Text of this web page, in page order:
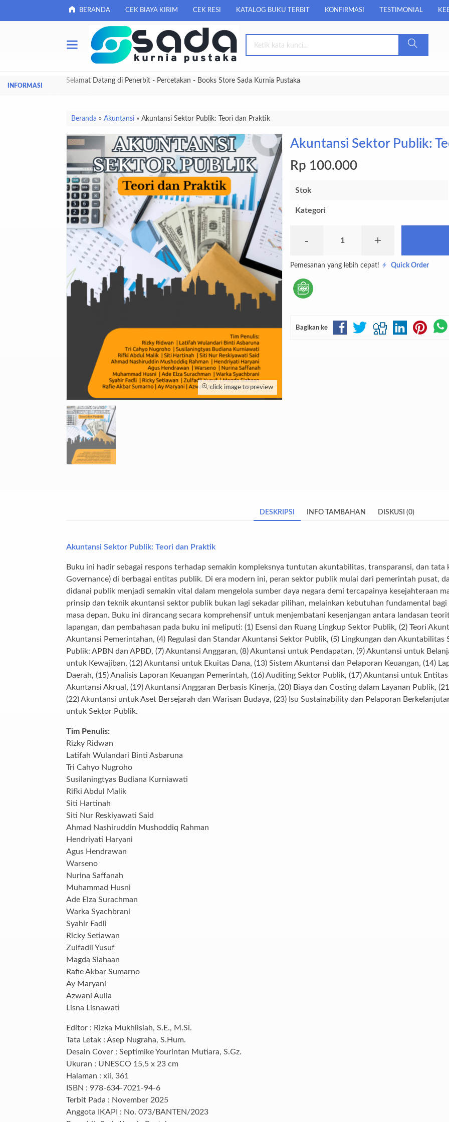
BERANDA CEK BIAYA KIRIM CEK RESI KATALOG BUKU TERBIT KONFIRMASI TESTIMONIAL
Selamat Datang di Penerbit - Percetakan - Books Store Sada Kurnia Pustaka
Beranda » Akuntansi » Akuntansi Sektor Publik: Teori dan Praktik
click image to preview
Akuntansi Sektor Publik:
Rp 100.000
Stok
Kategori
- +
Pemesanan yang lebih cepat! Quick Order
Bagikan ke
DESKRIPSI INFO TAMBAHAN DISKUSI (0)
Akuntansi Sektor Publik: Teori dan Praktik
Buku ini hadir sebagai respons terhadap semakin kompleksnya tuntutan akuntabilitas, transparansi, dan tata
Governance) di berbagai entitas publik. Di era modern ini, peran sektor publik mulai dari pemerintah pusat,
didanai publik menjadi semakin vital dalam mengelola sumber daya negara demi tercapainya kesejahteraan
prinsip dan teknik akuntansi sektor publik bukan lagi sekadar pilihan, melainkan kebutuhan fundamental
masa depan. Buku ini dirancang secara komprehensif untuk menjembatani kesenjangan antara landasan
lapangan, dan pembahasan pada buku ini meliputi: (1) Esensi dan Ruang Lingkup Sektor Publik, (2) Teori
Akuntansi Pemerintahan, (4) Regulasi dan Standar Akuntansi Sektor Publik, (5) Lingkungan dan Akuntabilitas
Publik: APBN dan APBD, (7) Akuntansi Anggaran, (8) Akuntansi untuk Pendapatan, (9) Akuntansi untuk
untuk Kewajiban, (12) Akuntansi untuk Ekuitas Dana, (13) Sistem Akuntansi dan Pelaporan Keuangan, (14)
Daerah, (15) Analisis Laporan Keuangan Pemerintah, (16) Auditing Sektor Publik, (17) Akuntansi untuk
Akuntansi Akrual, (19) Akuntansi Anggaran Berbasis Kinerja, (20) Biaya dan Costing dalam Layanan Publik,
(22) Akuntansi untuk Aset Bersejarah dan Warisan Budaya, (23) Isu Sustainability dan Pelaporan
untuk Sektor Publik.
Tim Penulis:
Rizky Ridwan
Latifah Wulandari Binti Asbaruna
Tri Cahyo Nugroho
Susilaningtyas Budiana Kurniawati
Rifki Abdul Malik
Siti Hartinah
Siti Nur Reskiyawati Said
Ahmad Nashiruddin Mushoddiq Rahman
Hendriyati Haryani
Agus Hendrawan
Warseno
Nurina Saffanah
Muhammad Husni
Ade Elza Surachman
Warka Syachbrani
Syahir Fadli
Ricky Setiawan
Zulfadli Yusuf
Magda Siahaan
Rafie Akbar Sumarno
Ay Maryani
Azwani Aulia
Lisna Lisnawati
Editor : Rizka Mukhlisiah, S.E., M.Si.
Tata Letak : Asep Nugraha, S.Hum.
Desain Cover : Septimike Yourintan Mutiara, S.Gz.
Ukuran : UNESCO 15,5 x 23 cm
Halaman : xii, 361
ISBN : 978-634-7021-94-6
Terbit Pada : November 2025
Anggota IKAPI : No. 073/BANTEN/2023